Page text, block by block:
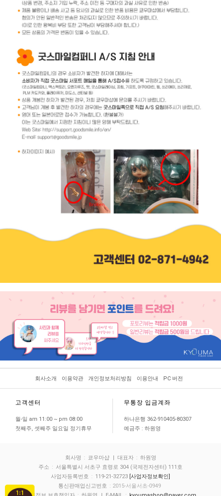
회사소개 이용약관 개인정보처리방침 이용안내 PC 버전
고객센터
월-일 am 11:00 ~ pm 08:00
첫째주, 셋째주 일요일 정기휴무
무통장 입금계좌
하나은행 362-910405-80307
예금주 : 하원영
회사명 : 쿄우마샵 | 대표자 : 하원영
주소 : 서울특별시 서초구 효령로 304 (국제전자센터) 111호
사업자등록번호 : 119-21-32723 [사업자정보확인]
통신판매업신고번호 : 2015-서울서초-0949